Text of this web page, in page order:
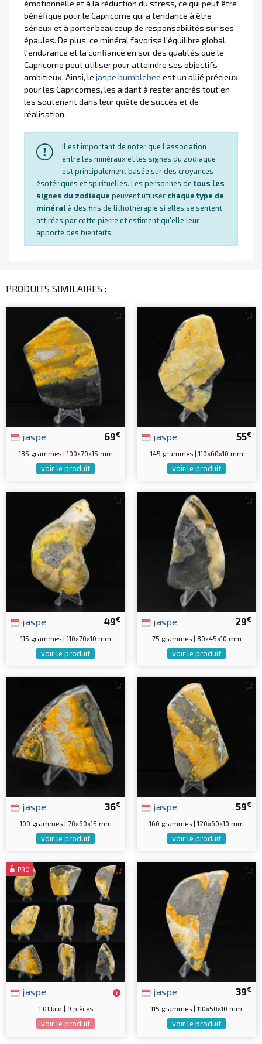
émotionnelle et à la réduction du stress, ce qui peut être
bénéfique pour le Capricorne qui a tendance à être
sérieux et à porter beaucoup de responsabilités sur ses
épaules. De plus, ce minéral favorise l'équilibre global,
l'endurance et la confiance en soi, des qualités que le
Capricorne peut utiliser pour atteindre ses objectifs
ambitieux. Ainsi, le jaspe bumblebee est un allié précieux
pour les Capricornes, les aidant à rester ancrés tout en
les soutenant dans leur quête de succès et de
réalisation.
Il est important de noter que l'association
entre les minéraux et les signes du zodiaque
est principalement basée sur des croyances
ésotériques et spirituelles. Les personnes de tous les
signes du zodiaque peuvent utiliser chaque type de
minéralà des fins de lithothérapie si elles se sentent
attirées par cette pierre et estiment qu'elle leur
apporte des bienfaits.
PRODUITS SIMILAIRES :
69€
jaspe
185 grammes | 100x70x15 mm
voir le produit
55€
jaspe
145 grammes | 110x60x10 mm
voir le produit
49€
jaspe
115 grammes | 110x70x10 mm
voir le produit
29€
jaspe
75 grammes | 80x45x10 mm
voir le produit
36€
jaspe
100 grammes | 70x60x15 mm
voir le produit
59€
jaspe
160 grammes | 120x60x10 mm
voir le produit
PRO
jaspe
1.01 kilo | 9 pièces
voir le produit
39€
jaspe
115 grammes | 110x50x10 mm
voir le produit